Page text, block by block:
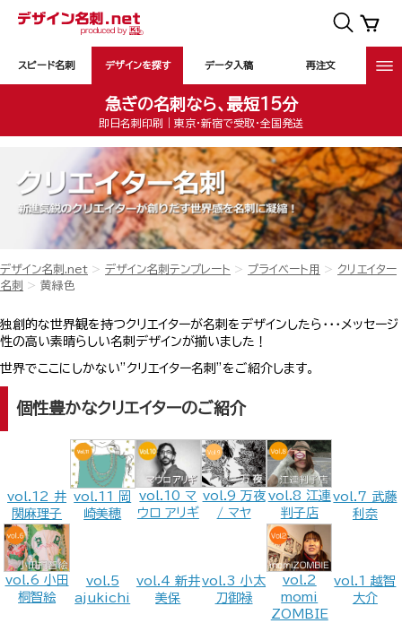
スピード名刺 デザインを探す データ入稿 再注文
急ぎの名刺なら、最短15分
即日名刺印刷｜東京・新宿で受取・全国発送
デザイン名刺.net デザイン名刺テンプレート プライベート用
クリエイター
名刺
黄緑色
独創的な世界観を持つクリエイターが名刺をデザインしたら・・・メッセージ
性の高い素晴らしい名刺デザインが揃いました！
世界でここにしかない”クリエイター名刺”をご紹介します。
個性豊かなクリエイターのご紹介
vol.12 井
関麻理子
vol.11 岡
崎美穂
vol.10 マ
ウロ アリギ
vol.9 万夜
/ マヤ
vol.8 江連
判子店
vol.7 武藤
利奈
vol.6 小田
桐智絵
vol.5
ajukichi
vol.4 新井
美保
vol.3 小太
刀御禄
vol.2
momi
ZOMBIE
vol.1 越智
大介